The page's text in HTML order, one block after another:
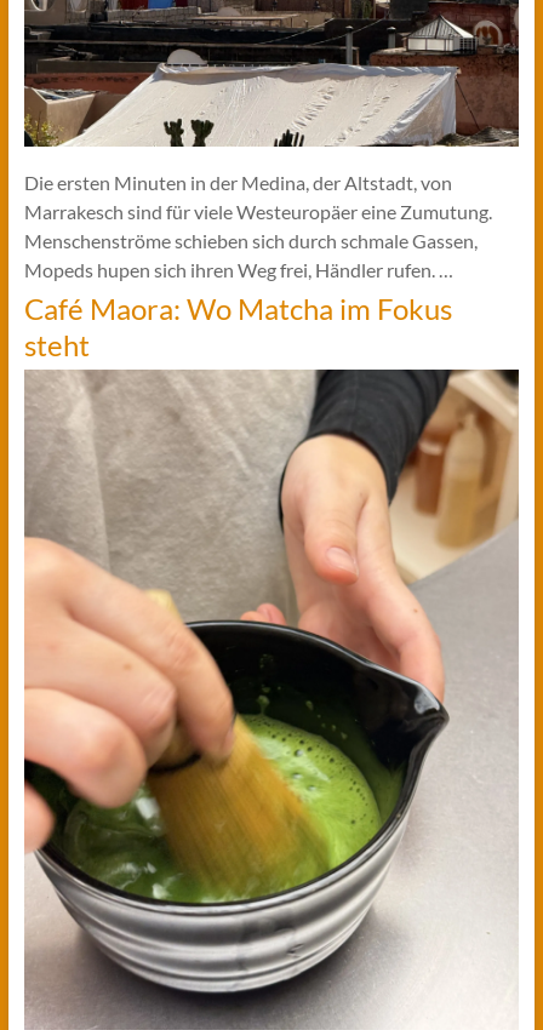
Die ersten Minuten in der Medina, der Altstadt, von
Marrakesch sind für viele Westeuropäer eine Zumutung.
Menschenströme schieben sich durch schmale Gassen,
Mopeds hupen sich ihren Weg frei, Händler rufen. …
Café Maora: Wo Matcha im Fokus
steht